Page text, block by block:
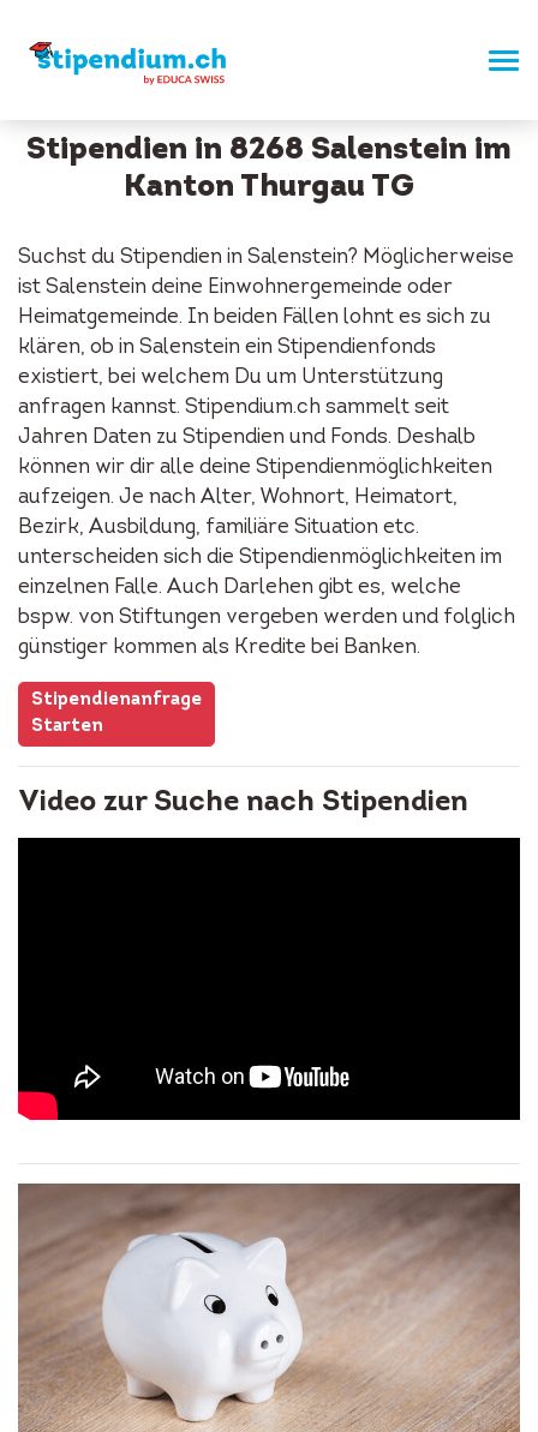
Stipendien in 8268 Salenstein im
Kanton Thurgau TG
Suchst du Stipendien in Salenstein? Möglicherweise
ist Salenstein deine Einwohnergemeinde oder
Heimatgemeinde. In beiden Fällen lohnt es sich zu
klären, ob in Salenstein ein Stipendienfonds
existiert, bei welchem Du um Unterstützung
anfragen kannst. Stipendium.ch sammelt seit
Jahren Daten zu Stipendien und Fonds. Deshalb
können wir dir alle deine Stipendienmöglichkeiten
aufzeigen. Je nach Alter, Wohnort, Heimatort,
Bezirk, Ausbildung, familiäre Situation etc.
unterscheiden sich die Stipendienmöglichkeiten im
einzelnen Falle. Auch Darlehen gibt es, welche
bspw. von Stiftungen vergeben werden und folglich
günstiger kommen als Kredite bei Banken.
Stipendienanfrage
Starten
Video zur Suche nach Stipendien